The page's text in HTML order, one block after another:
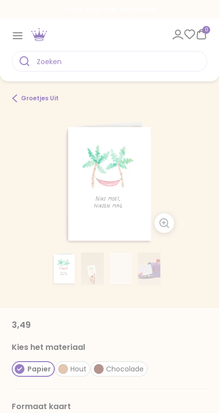
0
Groetjes Uit
3,49
Kies het materiaal
Papier Hout Chocolade
Formaat kaart